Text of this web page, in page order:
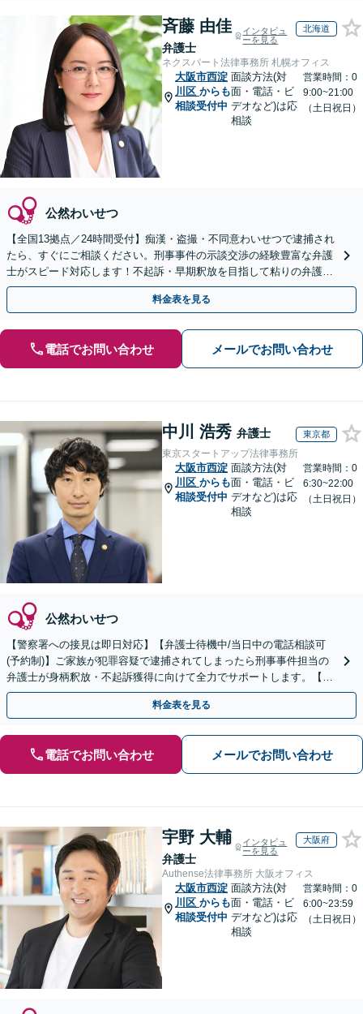
斉藤 由佳
弁護士
インタビュ
ーを見る
北海道
ネクスパート法律事務所 札幌オフィス
大阪市西淀
川区 からも
相談受付中
面談方法(対
面・電話・ビ
デオなど)は応
相談
営業時間：0
9:00~21:00
（土日祝日）
公然わいせつ
【全国13拠点／24時間受付】痴漢・盗撮・不同意わいせつで逮捕され
たら、すぐにご相談ください。刑事事件の示談交渉の経験豊富な弁護
士がスピード対応します！不起訴・早期釈放を目指して粘りの弁護活
動を行います。
料金表を見る
電話でお問い合わせ メールでお問い合わせ
中川 浩秀 弁護士 東京都
東京スタートアップ法律事務所
大阪市西淀
川区 からも
相談受付中
面談方法(対
面・電話・ビ
デオなど)は応
相談
営業時間：0
6:30~22:00
（土日祝日）
公然わいせつ
【警察署への接見は即日対応】【弁護士待機中/当日中の電話相談可
(予約制)】ご家族が犯罪容疑で逮捕されてしまったら刑事事件担当の
弁護士が身柄釈放・不起訴獲得に向けて全力でサポートします。【毎
月100名以上の相談実績】【全国対応】
料金表を見る
電話でお問い合わせ メールでお問い合わせ
宇野 大輔
弁護士
インタビュ
ーを見る
大阪府
Authense法律事務所 大阪オフィス
大阪市西淀
川区 からも
相談受付中
面談方法(対
面・電話・ビ
デオなど)は応
相談
営業時間：0
6:00~23:59
（土日祝日）